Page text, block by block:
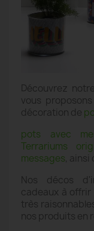
Découvrez
vous
décoration de
pots avec
Terrariums
messages, ainsi
Nos décos
cadeaux à
très
nos produits en